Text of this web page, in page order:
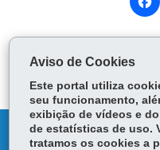
DENUNCIE
Aviso de Cookies
Este portal utiliza
seu funcionamento,
exibição de vídeos e
de estatísticas de uso.
tratamos os cookies a